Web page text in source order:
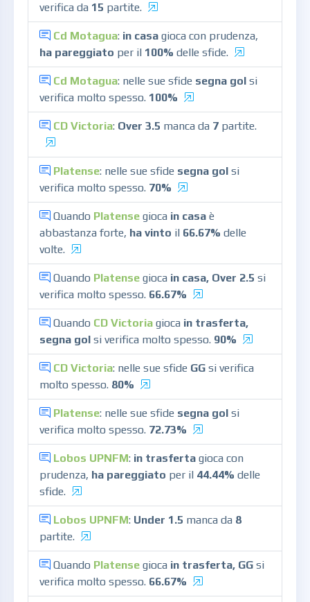
verifica da 15 partite.
Cd Motagua: in casa gioca con prudenza,
ha pareggiato per il 100% delle sfide.
Cd Motagua: nelle sue sfide segna gol si
verifica molto spesso. 100%
CD Victoria: Over 3.5 manca da 7 partite.
Platense: nelle sue sfide segna gol si
verifica molto spesso. 70%
Quando Platense gioca in casa è
abbastanza forte, ha vinto il 66.67% delle
volte.
Quando Platense gioca in casa, Over 2.5 si
verifica molto spesso. 66.67%
Quando CD Victoria gioca in trasferta,
segna gol si verifica molto spesso. 90%
CD Victoria: nelle sue sfide GG si verifica
molto spesso. 80%
Platense: nelle sue sfide segna gol si
verifica molto spesso. 72.73%
Lobos UPNFM: in trasferta gioca con
prudenza, ha pareggiato per il 44.44% delle
sfide.
Lobos UPNFM: Under 1.5 manca da 8
partite.
Quando Platense gioca in trasferta, GG si
verifica molto spesso. 66.67%